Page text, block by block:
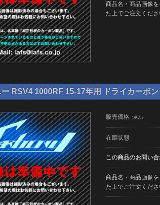
商品名・商品画像
た上でご注文くださ
ー RSV4 1000RF 15-17年用 ドライカーボ
販売価格 （税込）
在庫状態
この商品のお問い
商品名・商品画像
た上でご注文くださ